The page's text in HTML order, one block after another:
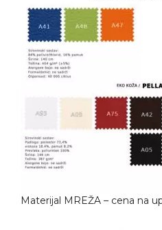
Materijal MREŽA – cena na